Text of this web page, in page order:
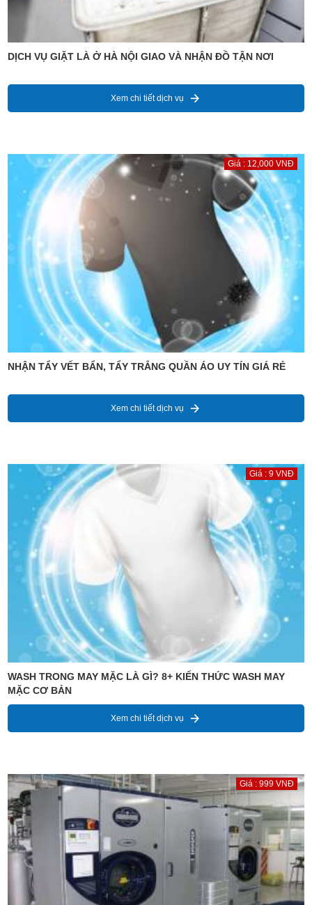
DỊCH VỤ GIẶT LÀ Ở HÀ NỘI GIAO VÀ NHẬN ĐỒ TẬN NƠI
Xem chi tiết dịch vụ
Giá : 12,000 VNĐ
NHẬN TẨY VẾT BẨN, TẨY TRẮNG QUẦN ÁO UY TÍN GIÁ RẺ
Xem chi tiết dịch vụ
Giá : 9 VNĐ
WASH TRONG MAY MẶC LÀ GÌ? 8+ KIẾN THỨC WASH MAY
MẶC CƠ BẢN
Xem chi tiết dịch vụ
Giá : 999 VNĐ